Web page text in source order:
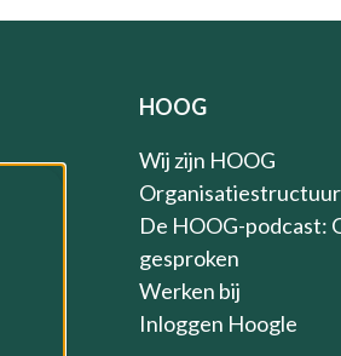
HOOG
Wij zijn HOOG
Organisatiestructuur
De HOOG-podcast:
gesproken
Werken bij
Inloggen Hoogle